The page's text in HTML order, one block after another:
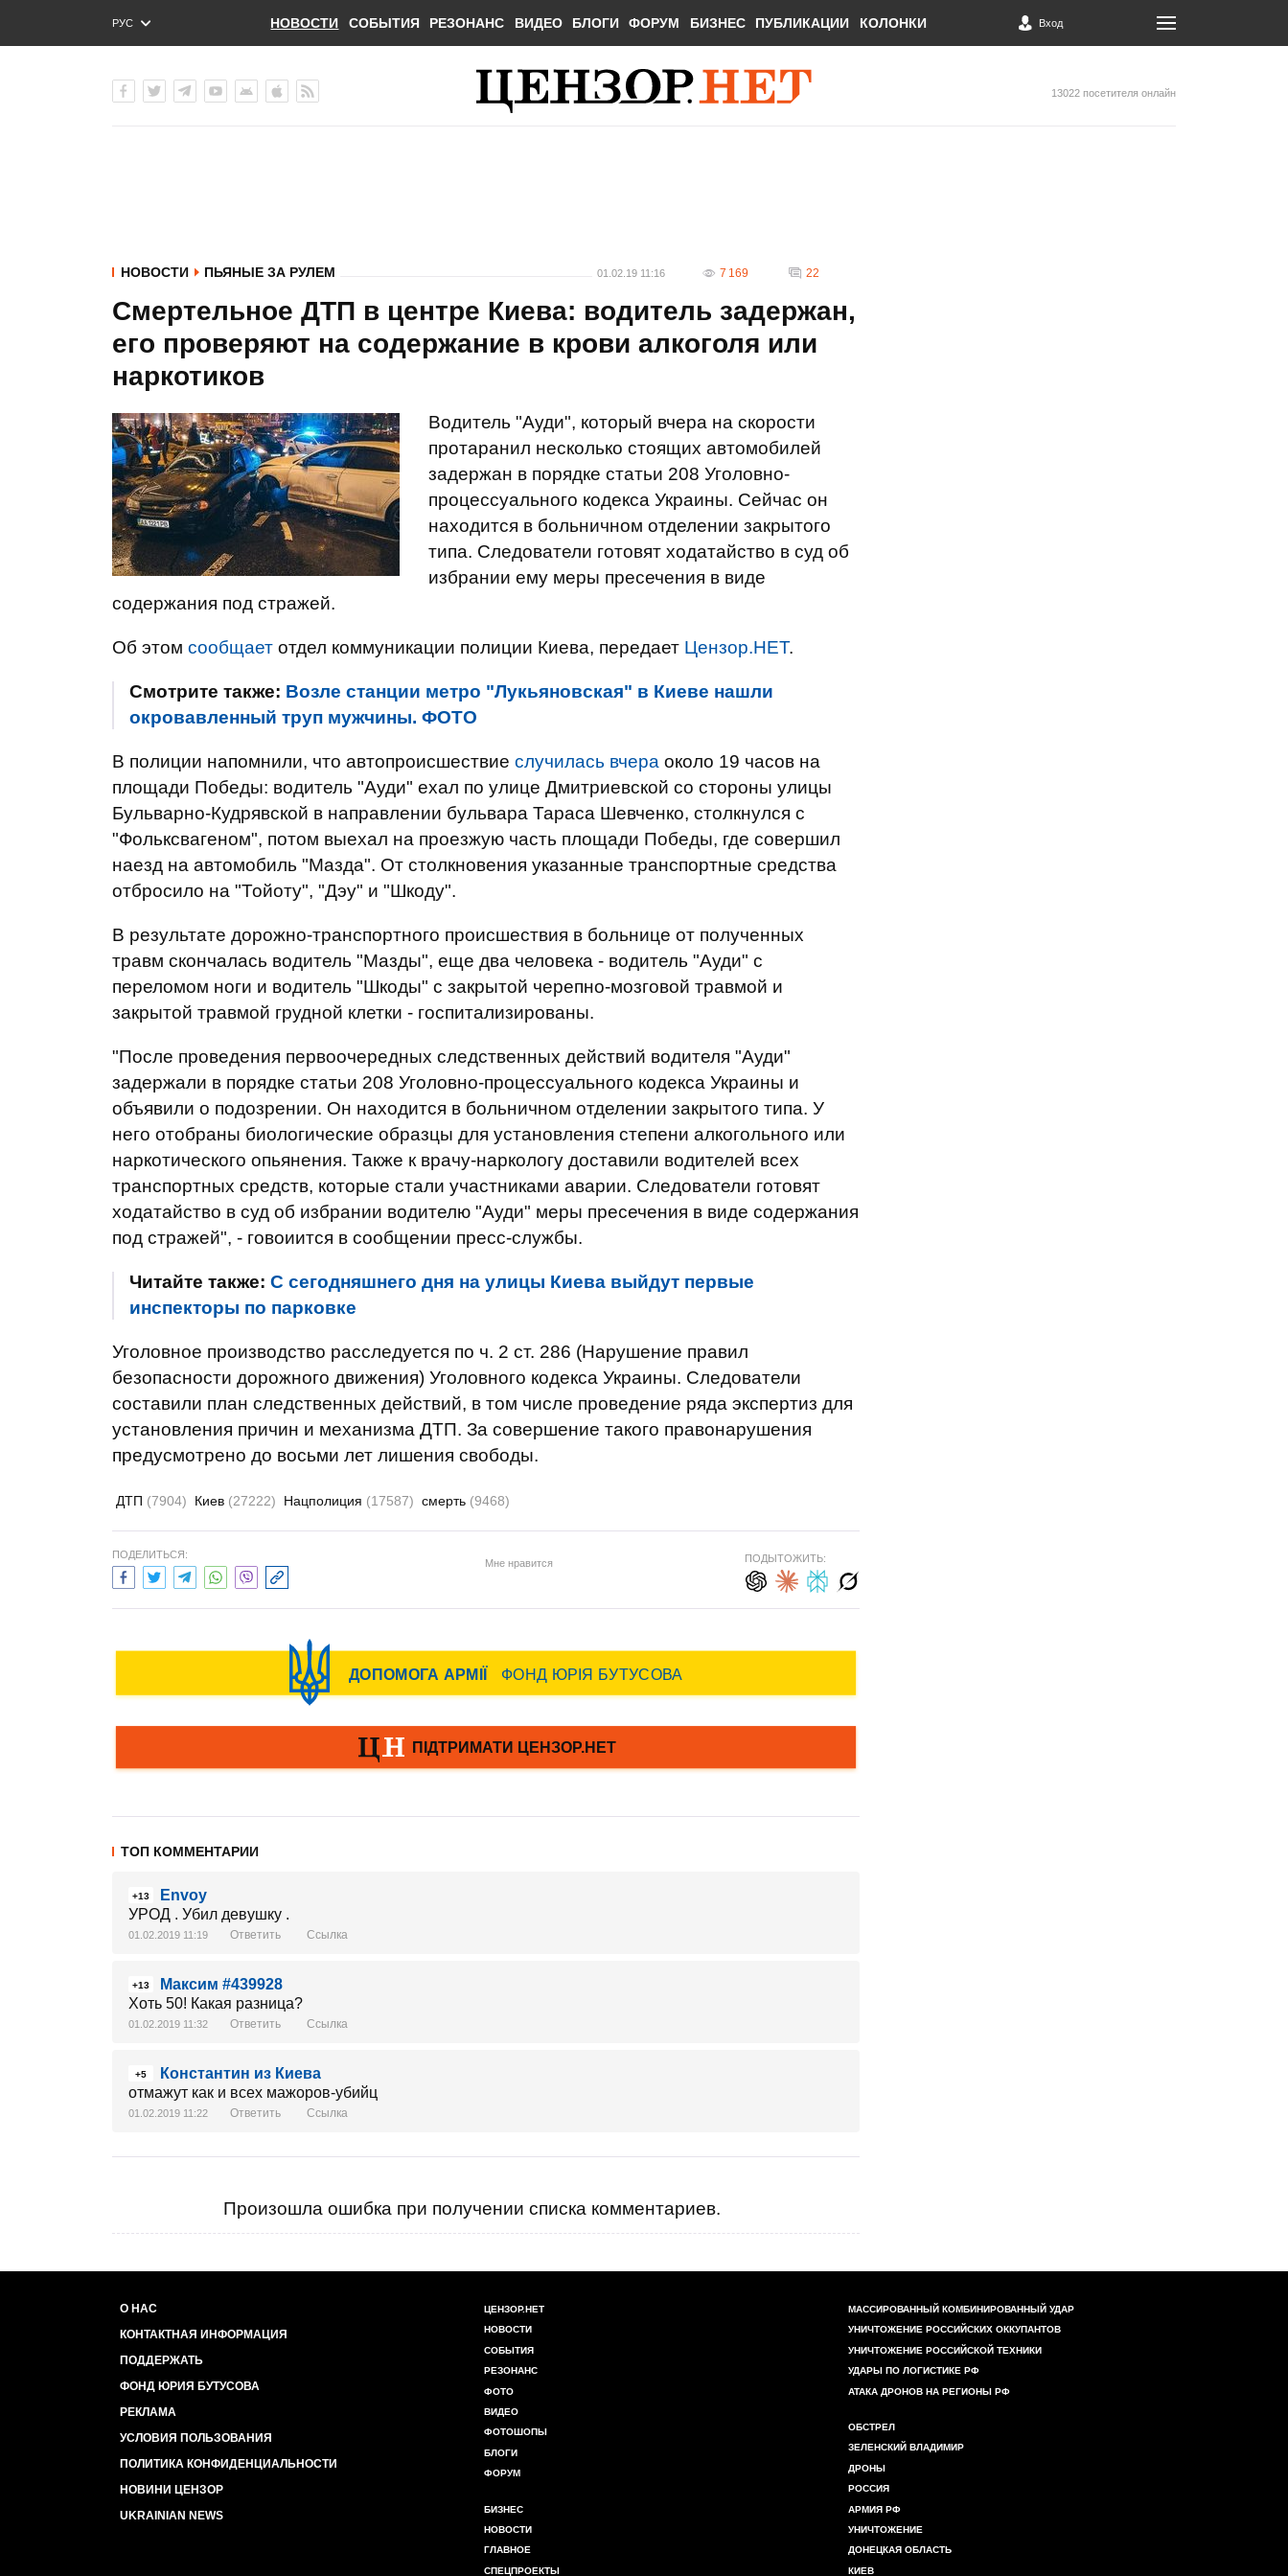
РУС
ENG
НОВОСТИ СОБЫТИЯ РЕЗОНАНС ВИДЕО БЛОГИ ФОРУМ БИЗНЕС ПУБЛИКАЦИИ КОЛОНКИ Вход
13022 посетителя онлайн
НОВОСТИ ПЬЯНЫЕ ЗА РУЛЕМ 01.02.19 11:16 7 169 22
Смертельное ДТП в центре Киева: водитель задержан,
его проверяют на содержание в крови алкоголя или
наркотиков
Водитель "Ауди", который вчера на скорости
протаранил несколько стоящих автомобилей
задержан в порядке статьи 208 Уголовно-
процессуального кодекса Украины. Сейчас он
находится в больничном отделении закрытого
типа. Следователи готовят ходатайство в суд об
избрании ему меры пресечения в виде
содержания под стражей.
Об этом сообщает отдел коммуникации полиции Киева, передает Цензор.НЕТ.
Смотрите также: Возле станции метро "Лукьяновская" в Киеве нашли
окровавленный труп мужчины. ФОТО
В полиции напомнили, что автопроисшествие случилась вчера около 19 часов на
площади Победы: водитель "Ауди" ехал по улице Дмитриевской со стороны улицы
Бульварно-Кудрявской в ​​направлении бульвара Тараса Шевченко, столкнулся с
"Фольксвагеном", потом выехал на проезжую часть площади Победы, где совершил
наезд на автомобиль "Мазда". От столкновения указанные транспортные средства
отбросило на "Тойоту", "Дэу" и "Шкоду".
В результате дорожно-транспортного происшествия в больнице от полученных
травм скончалась водитель "Мазды", еще два человека - водитель "Ауди" с
переломом ноги и водитель "Шкоды" с закрытой черепно-мозговой травмой и
закрытой травмой грудной клетки - госпитализированы.
"После проведения первоочередных следственных действий водителя "Ауди"
задержали в порядке статьи 208 Уголовно-процессуального кодекса Украины и
объявили о подозрении. Он находится в больничном отделении закрытого типа. У
него отобраны биологические образцы для установления степени алкогольного или
наркотического опьянения. Также к врачу-наркологу доставили водителей всех
транспортных средств, которые стали участниками аварии. Следователи готовят
ходатайство в суд об избрании водителю "Ауди" меры пресечения в виде содержания
под стражей", - говоиится в сообщении пресс-службы.
Читайте также: С сегодняшнего дня на улицы Киева выйдут первые
инспекторы по парковке
Уголовное производство расследуется по ч. 2 ст. 286 (Нарушение правил
безопасности дорожного движения) Уголовного кодекса Украины. Следователи
составили план следственных действий, в том числе проведение ряда экспертиз для
установления причин и механизма ДТП. За совершение такого правонарушения
предусмотрено до восьми лет лишения свободы.
ДТП (7904) Киев (27222) Нацполиция (17587) смерть (9468)
ПОДЕЛИТЬСЯ:
Мне нравится ПОДЫТОЖИТЬ:
ТОП КОММЕНТАРИИ
+13
Envoy
УРОД . Убил девушку .
01.02.2019 11:19 Ответить Ссылка
+13
Максим #439928
Хоть 50! Какая разница?
01.02.2019 11:32 Ответить Ссылка
+5
Константин из Киева
отмажут как и всех мажоров-убийц
01.02.2019 11:22 Ответить Ссылка
Произошла ошибка при получении списка комментариев.
О НАС
КОНТАКТНАЯ ИНФОРМАЦИЯ
ПОДДЕРЖАТЬ
ФОНД ЮРИЯ БУТУСОВА
РЕКЛАМА
УСЛОВИЯ ПОЛЬЗОВАНИЯ
ПОЛИТИКА КОНФИДЕНЦИАЛЬНОСТИ
НОВИНИ ЦЕНЗОР
UKRAINIAN NEWS
ЦЕНЗОР.НЕТ
НОВОСТИ
СОБЫТИЯ
РЕЗОНАНС
ФОТО
ВИДЕО
ФОТОШОПЫ
БЛОГИ
ФОРУМ
БИЗНЕС
НОВОСТИ
ГЛАВНОЕ
СПЕЦПРОЕКТЫ
МАССИРОВАННЫЙ КОМБИНИРОВАННЫЙ УДАР
УНИЧТОЖЕНИЕ РОССИЙСКИХ ОККУПАНТОВ
УНИЧТОЖЕНИЕ РОССИЙСКОЙ ТЕХНИКИ
УДАРЫ ПО ЛОГИСТИКЕ РФ
АТАКА ДРОНОВ НА РЕГИОНЫ РФ
ОБСТРЕЛ
ЗЕЛЕНСКИЙ ВЛАДИМИР
ДРОНЫ
РОССИЯ
АРМИЯ РФ
УНИЧТОЖЕНИЕ
ДОНЕЦКАЯ ОБЛАСТЬ
КИЕВ